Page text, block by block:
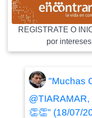
REGISTRATE O
por
"Muchas
👏👏" (18/07/